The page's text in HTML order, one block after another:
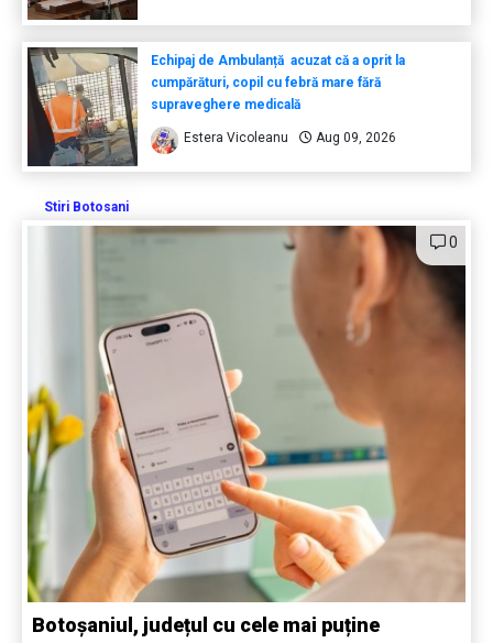
Echipaj de Ambulanță acuzat că a oprit la
cumpărături, copil cu febră mare fără
supraveghere medicală
Estera Vicoleanu Aug 09, 2026
Stiri Botosani
0
Botoșaniul, județul cu cele mai puține